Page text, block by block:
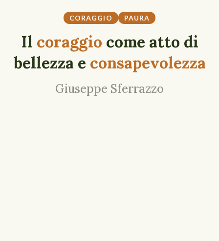
CORAGGIO PAURA
Il coraggio come atto di
bellezza e consapevolezza
Giuseppe Sferrazzo